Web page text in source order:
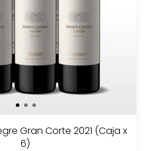
Gran Corte 2021 (Caja x
6)